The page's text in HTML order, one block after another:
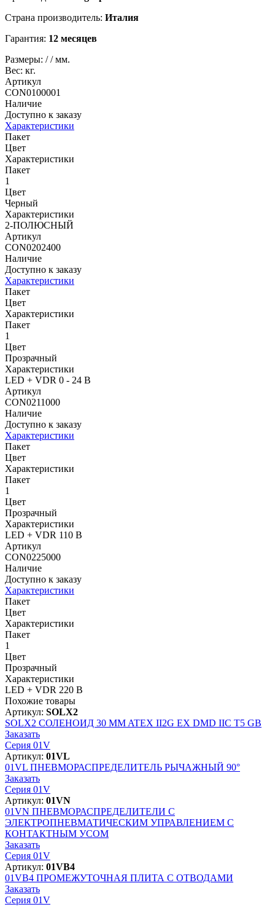
Страна производитель: Италия
Гарантия: 12 месяцев
Размеры: //мм.
Вес: кг.
Артикул
CON0100001
Наличие
Доступно к заказу
Характеристики
Пакет
Цвет
Характеристики
Пакет
1
Цвет
Черный
Характеристики
2-ПОЛЮСНЫЙ
Артикул
CON0202400
Наличие
Доступно к заказу
Характеристики
Пакет
Цвет
Характеристики
Пакет
1
Цвет
Прозрачный
Характеристики
LED + VDR 0 - 24 В
Артикул
CON0211000
Наличие
Доступно к заказу
Характеристики
Пакет
Цвет
Характеристики
Пакет
1
Цвет
Прозрачный
Характеристики
LED + VDR 110 В
Артикул
CON0225000
Наличие
Доступно к заказу
Характеристики
Пакет
Цвет
Характеристики
Пакет
1
Цвет
Прозрачный
Характеристики
LED + VDR 220 В
Похожие товары
Артикул: SOLX2
SOLX2 СОЛЕНОИД 30 MM ATEX II2G EX DMD IIC T5 GB
Заказать
Серия 01V
Артикул: 01VL
01VL ПНЕВМОРАСПРЕДЕЛИТЕЛЬ РЫЧАЖНЫЙ 90°
Заказать
Серия 01V
Артикул: 01VN
01VN ПНЕВМОРАСПРЕДЕЛИТЕЛИ С
ЭЛЕКТРОПНЕВМАТИЧЕСКИМ УПРАВЛЕНИЕМ С
КОНТАКТНЫМ УСОМ
Заказать
Серия 01V
Артикул: 01VB4
01VB4 ПРОМЕЖУТОЧНАЯ ПЛИТА С ОТВОДАМИ
Заказать
Серия 01V